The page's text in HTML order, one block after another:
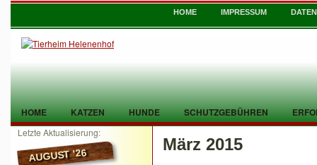
HOME IMPRESSUM
HOME KATZEN HUNDE SCHUTZGEBÜHREN
TIER GEFUNDEN KONTAKT
Letzte Aktualisierung:
AUGUST ’26
März 2015